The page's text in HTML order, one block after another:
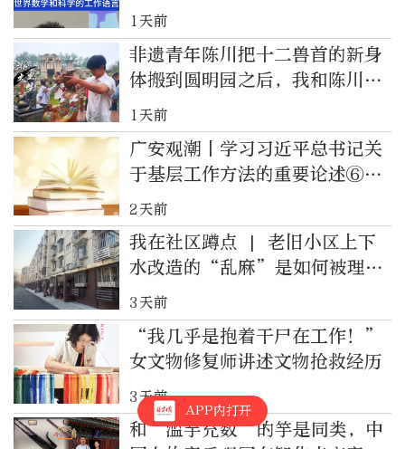
界数学和科学的工作语言
1天前
非遗青年陈川把十二兽首的新身
体搬到圆明园之后，我和陈川同
学有个约定……
1天前
广安观潮丨学习习近平总书记关
于基层工作方法的重要论述⑥坚
持和发展新时代“枫桥经验”
2天前
我在社区蹲点 | 老旧小区上下
水改造的“乱麻”是如何被理顺
的
3天前
“我几乎是抱着干尸在工作！”
女文物修复师讲述文物抢救经历
3天前
和“滥竽充数”的竽是同类，中
APP内打开